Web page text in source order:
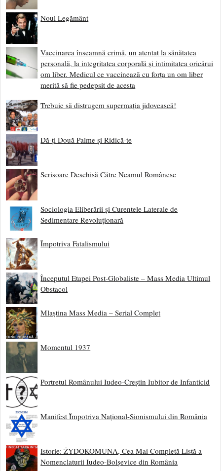
Noul Legământ
Vaccinarea înseamnă crimă, un atentat la sănătatea
personală, la integritatea corporală și intimitatea oricărui
om liber. Medicul ce vaccinează cu forța un om liber
merită să fie pedepsit de acesta
Trebuie să distrugem supermația jidovească!
Dă-ți Două Palme și Ridică-te
Scrisoare Deschisă Către Neamul Românesc
Sociologia Eliberării și Curentele Laterale de
Sedimentare Revoluționară
Împotriva Fatalismului
Începutul Etapei Post-Globaliste – Mass Media Ultimul
Obstacol
Mlaștina Mass Media – Serial Complet
Momentul 1937
Portretul Românului Iudeo-Creștin Iubitor de Infanticid
Manifest Împotriva Național-Sionismului din România
Istorie: ŻYDOKOMUNA, Cea Mai Completă Listă a
Nomenclaturii Iudeo-Bolșevice din România